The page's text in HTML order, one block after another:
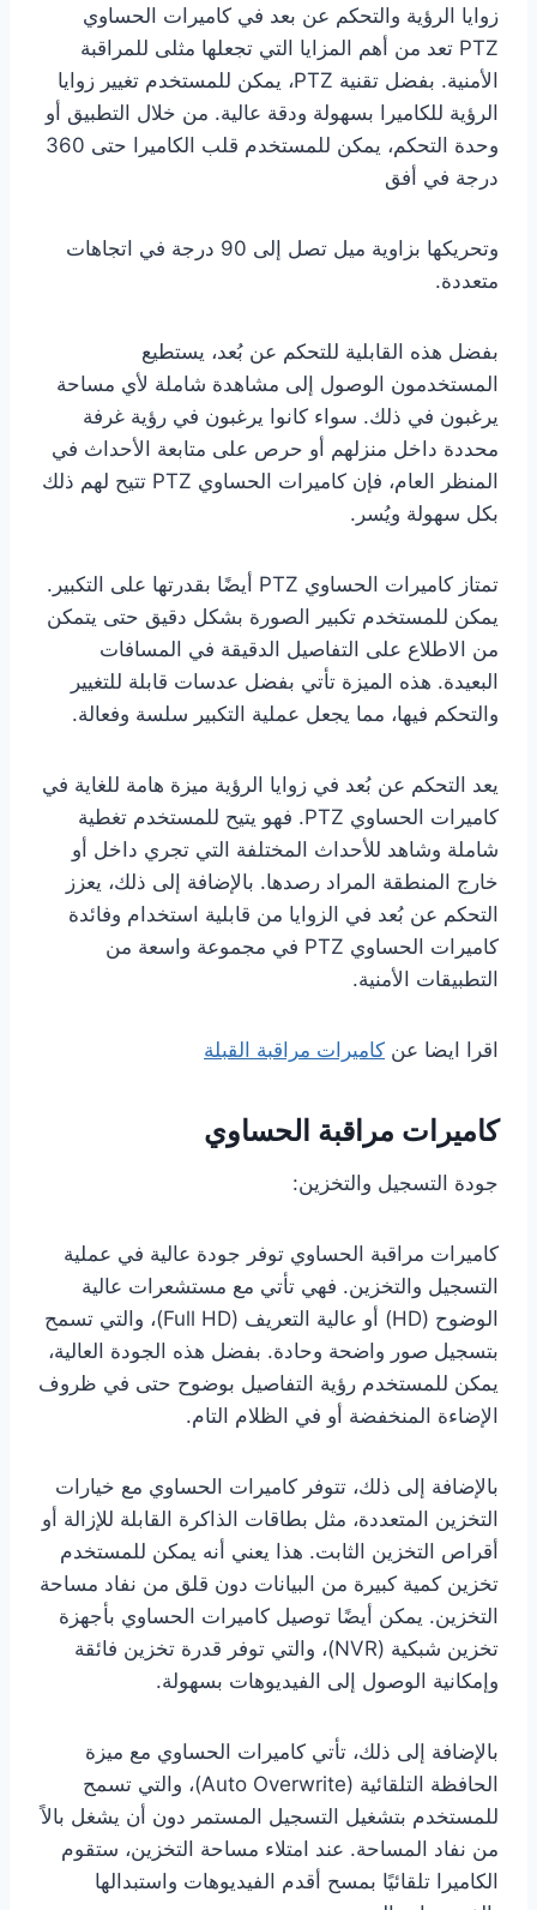
زوايا الرؤية والتحكم عن بعد في كاميرات الحساوي
PTZ تعد من أهم المزايا التي تجعلها مثلى للمراقبة
الأمنية. بفضل تقنية PTZ، يمكن للمستخدم تغيير زوايا
الرؤية للكاميرا بسهولة ودقة عالية. من خلال التطبيق أو
وحدة التحكم، يمكن للمستخدم قلب الكاميرا حتى 360
درجة في أفق
وتحريكها بزاوية ميل تصل إلى 90 درجة في اتجاهات
متعددة.
بفضل هذه القابلية للتحكم عن بُعد، يستطيع
المستخدمون الوصول إلى مشاهدة شاملة لأي مساحة
يرغبون في ذلك. سواء كانوا يرغبون في رؤية غرفة
محددة داخل منزلهم أو حرص على متابعة الأحداث في
المنظر العام، فإن كاميرات الحساوي PTZ تتيح لهم ذلك
بكل سهولة ويُسر.
تمتاز كاميرات الحساوي PTZ أيضًا بقدرتها على التكبير.
يمكن للمستخدم تكبير الصورة بشكل دقيق حتى يتمكن
من الاطلاع على التفاصيل الدقيقة في المسافات
البعيدة. هذه الميزة تأتي بفضل عدسات قابلة للتغيير
والتحكم فيها، مما يجعل عملية التكبير سلسة وفعالة.
يعد التحكم عن بُعد في زوايا الرؤية ميزة هامة للغاية في
كاميرات الحساوي PTZ. فهو يتيح للمستخدم تغطية
شاملة وشاهد للأحداث المختلفة التي تجري داخل أو
خارج المنطقة المراد رصدها. بالإضافة إلى ذلك، يعزز
التحكم عن بُعد في الزوايا من قابلية استخدام وفائدة
كاميرات الحساوي PTZ في مجموعة واسعة من
التطبيقات الأمنية.
اقرا ايضا عن كاميرات مراقبة القبلة
كاميرات مراقبة الحساوي
جودة التسجيل والتخزين:
كاميرات مراقبة الحساوي توفر جودة عالية في عملية
التسجيل والتخزين. فهي تأتي مع مستشعرات عالية
الوضوح (HD) أو عالية التعريف (Full HD)، والتي تسمح
بتسجيل صور واضحة وحادة. بفضل هذه الجودة العالية،
يمكن للمستخدم رؤية التفاصيل بوضوح حتى في ظروف
الإضاءة المنخفضة أو في الظلام التام.
بالإضافة إلى ذلك، تتوفر كاميرات الحساوي مع خيارات
التخزين المتعددة، مثل بطاقات الذاكرة القابلة للإزالة أو
أقراص التخزين الثابت. هذا يعني أنه يمكن للمستخدم
تخزين كمية كبيرة من البيانات دون قلق من نفاد مساحة
التخزين. يمكن أيضًا توصيل كاميرات الحساوي بأجهزة
تخزين شبكية (NVR)، والتي توفر قدرة تخزين فائقة
وإمكانية الوصول إلى الفيديوهات بسهولة.
بالإضافة إلى ذلك، تأتي كاميرات الحساوي مع ميزة
الحافظة التلقائية (Auto Overwrite)، والتي تسمح
للمستخدم بتشغيل التسجيل المستمر دون أن يشغل بالاً
من نفاد المساحة. عند امتلاء مساحة التخزين، ستقوم
الكاميرا تلقائيًا بمسح أقدم الفيديوهات واستبدالها